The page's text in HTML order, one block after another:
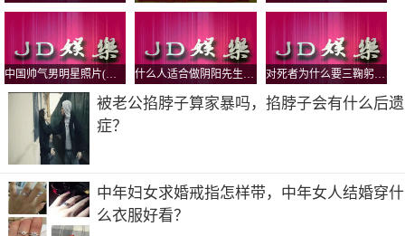
现在的厨房门大都是玻璃材质的，有一些一半木质镶嵌玻
璃，但是木质和玻璃的颜色都比较浅，这是因为以黄色为主
的厨房门会比较利于家庭成员的身体健康，在风水上面会改
善一家人的健康运。
被老公掐脖子算家暴吗，掐脖子会有什么后遗
症？
中年妇女求婚戒指怎样带，中年女人结婚穿什
么衣服好看？